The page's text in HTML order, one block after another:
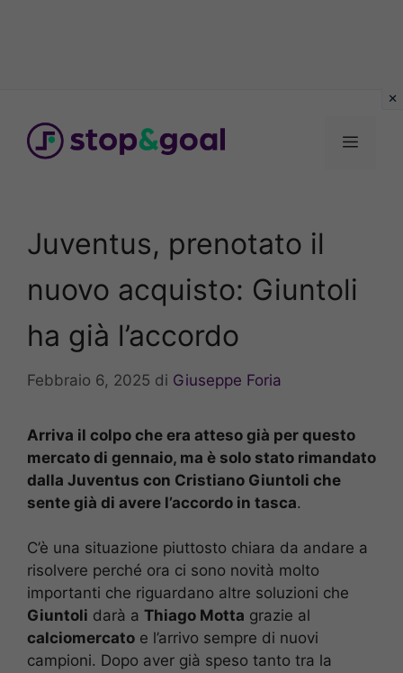
contenuto
Menu
Juventus, prenotato il
nuovo acquisto: Giuntoli
ha già l’accordo
Febbraio 6, 2025 di Giuseppe Foria
Arriva il colpo che era atteso già per questo
mercato di gennaio, ma è solo stato rimandato
dalla Juventus con Cristiano Giuntoli che
sente già di avere l’accordo in tasca.
C’è una situazione piuttosto chiara da andare a
risolvere perché ora ci sono novità molto
importanti che riguardano altre soluzioni che
Giuntoli darà a Thiago Motta grazie al
calciomercato e l’arrivo sempre di nuovi
campioni. Dopo aver già speso tanto tra la